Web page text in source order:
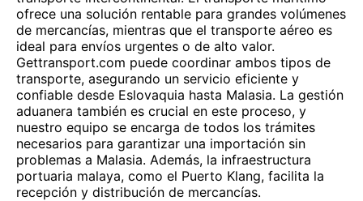
ofrece una solución rentable para grandes volúmenes
de mercancías, mientras que el transporte aéreo es
ideal para envíos urgentes o de alto valor.
Gettransport.com puede coordinar ambos tipos de
transporte, asegurando un servicio eficiente y
confiable desde Eslovaquia hasta Malasia. La gestión
aduanera también es crucial en este proceso, y
nuestro equipo se encarga de todos los trámites
necesarios para garantizar una importación sin
problemas a Malasia. Además, la infraestructura
portuaria malaya, como el Puerto Klang, facilita la
recepción y distribución de mercancías.